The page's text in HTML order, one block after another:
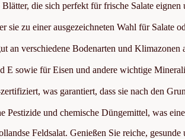
die sich perfekt für frische Salate
zu einer ausgezeichneten Wahl für Salate
an verschiedene Bodenarten und
E sowie für Eisen und andere wichtige
was garantiert, dass sie nach den
Pestizide und chemische Düngemittel, was
Feldsalat. Genießen Sie reiche,